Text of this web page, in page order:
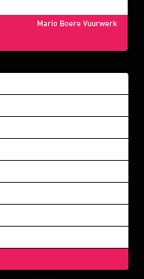
Mario Boere Vuurwerk